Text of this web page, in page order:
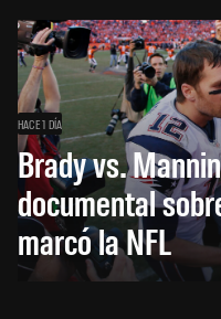
HACE 1 DÍA
Brady vs.
documental
marcó la NFL